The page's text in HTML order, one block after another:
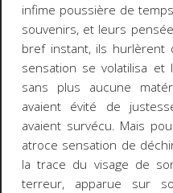
infime poussière de
souvenirs, et leurs
bref instant, ils hurlèrent
sensation se volatilisa
sans plus aucune
avaient évité de
avaient survécu. Mais
atroce sensation de
latrace du visage de
terreur, apparue sur